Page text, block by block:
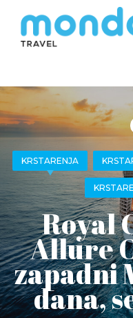
KRSTARENJA
Royal
Allure
zapadni
dana,